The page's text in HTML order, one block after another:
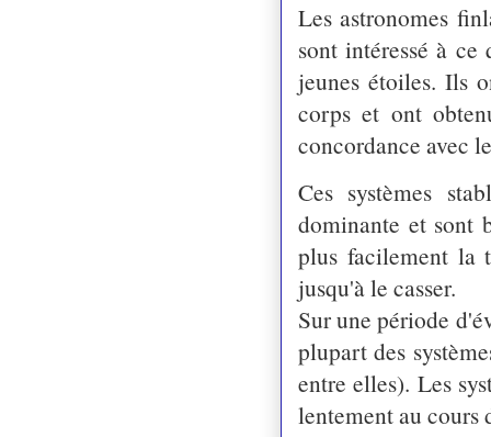
Les astronomes
sont intéressé à ce
jeunes étoiles. Ils
corps et ont
concordance avec
Ces systèmes
dominante et sont
plus facilement la
jusqu'à le casser.
Sur une période
plupart des
entre elles). Les
lentement au cours